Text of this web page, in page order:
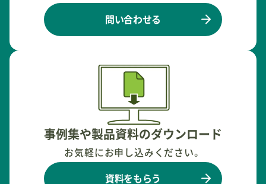
問い合わせる
事例集や製品資料のダウンロード
お気軽にお申し込みください。
資料をもらう